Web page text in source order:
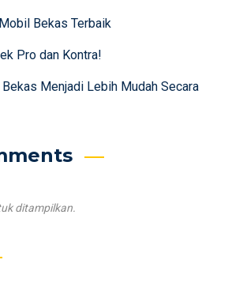
Bekas Terbaik
Pro dan Kontra!
Menjadi Lebih Mudah Secara
ditampilkan.